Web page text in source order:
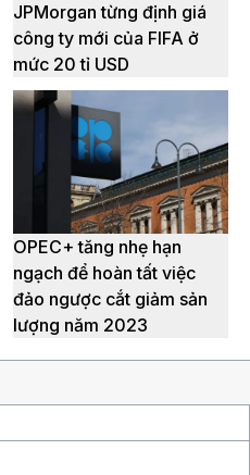
JPMorgan từng định giá
công ty mới của FIFA ở
mức 20 tỉ USD
OPEC+ tăng nhẹ hạn
ngạch để hoàn tất việc
đảo ngược cắt giảm sản
lượng năm 2023